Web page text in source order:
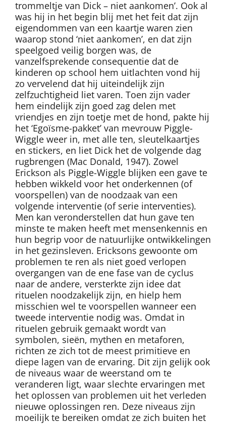
trommeltje van Dick – niet aankomen’. Ook al
was hij in het begin blij met het feit dat zijn
eigendommen van een kaartje waren zien
waarop stond ‘niet aankomen’, en dat zijn
speelgoed veilig borgen was, de
vanzelfsprekende consequentie dat de
kinderen op school hem uitlachten vond hij
zo vervelend dat hij uiteindelijk zijn
zelfzuchtigheid liet varen. Toen zijn vader
hem eindelijk zijn goed zag delen met
vriendjes en zijn toetje met de hond, pakte hij
het ‘Egoïsme-pakket’ van mevrouw Piggle-
Wiggle weer in, met alle ten, sleutelkaartjes
en stickers, en liet Dick het de volgende dag
rugbrengen (Mac Donald, 1947). Zowel
Erickson als Piggle-Wiggle blijken een gave te
hebben wikkeld voor het onderkennen (of
voorspellen) van de noodzaak van een
volgende interventie (of serie interventies).
Men kan veronderstellen dat hun gave ten
minste te maken heeft met mensenkennis en
hun begrip voor de natuurlijke ontwikkelingen
in het gezinsleven. Ericksons gewoonte om
problemen te ren als niet goed verlopen
overgangen van de ene fase van de cyclus
naar de andere, versterkte zijn idee dat
rituelen noodzakelijk zijn, en hielp hem
misschien wel te voorspellen wanneer een
tweede interventie nodig was. Omdat in
rituelen gebruik gemaakt wordt van
symbolen, sieën, mythen en metaforen,
richten ze zich tot de meest primitieve en
diepe lagen van de ervaring. Dit zijn gelijk ook
de niveaus waar de weerstand om te
veranderen ligt, waar slechte ervaringen met
het oplossen van problemen uit het verleden
nieuwe oplossingen ren. Deze niveaus zijn
moeilijk te bereiken omdat ze zich buiten het